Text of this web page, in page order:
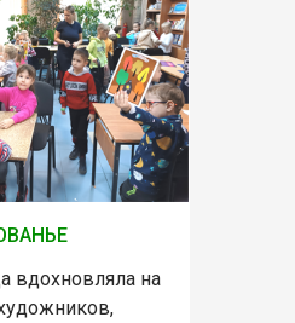
вдохновляла на